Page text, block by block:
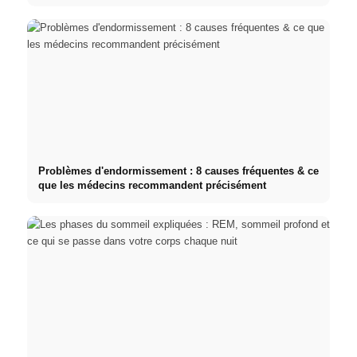
Problèmes d'endormissement : 8 causes fréquentes & ce
que les médecins recommandent précisément